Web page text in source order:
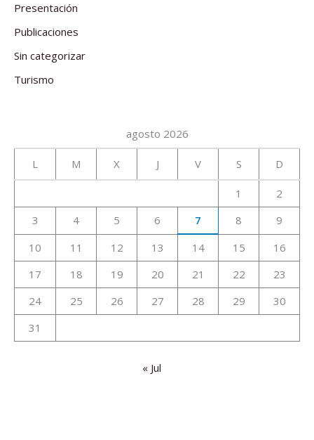
Presentación
Publicaciones
Sin categorizar
Turismo
agosto 2026
L M X J V S D
1
2
3
4 5 6 7 8
9
10
11 12 13 14 15
16
17
18 19 20 21 22
23
24
25 26 27 28 29
30
31
« Jul